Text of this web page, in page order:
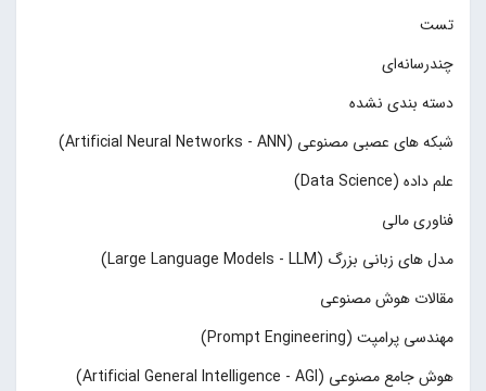
تست
چند‌‌رسانه‌ای
دسته بندی نشده
شبکه های عصبی مصنوعی (Artificial Neural Networks - ANN)
علم داده (Data Science)
فناوری مالی
مدل های زبانی بزرگ (Large Language Models - LLM)
مقالات هوش مصنوعی
مهندسی پرامپت (Prompt Engineering)
هوش جامع مصنوعی (Artificial General Intelligence - AGI)